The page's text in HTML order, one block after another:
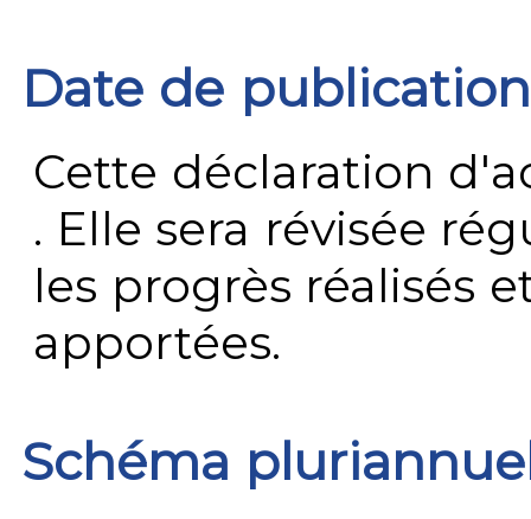
Date de publication
Cette déclaration
. Elle sera révisée
les progrès réalisés
apportées.
Schéma